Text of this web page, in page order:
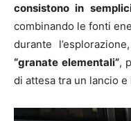
consistono in
combinando le fonti
durante
“granate elementali”,
di attesa tra un lancio